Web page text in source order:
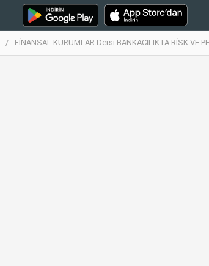
FİNANSAL KURUMLAR Dersi BANKACILIKTA RİSK VE